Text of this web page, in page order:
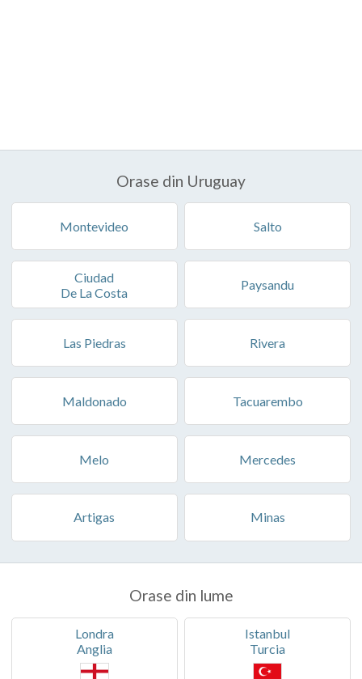
Orase din Uruguay
Montevideo Salto
Ciudad
De La Costa
Paysandu
Las Piedras Rivera
Maldonado Tacuarembo
Melo Mercedes
Artigas Minas
Orase din lume
Londra
Anglia
Istanbul
Turcia